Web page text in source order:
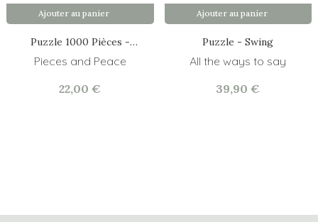
Puzzle 1000 Pièces -
Barcelona
Pieces and Peace
22,00 €
Ajouter au panier
Puzzle - Swing
All the ways to say
39,90 €
Ajouter au panier